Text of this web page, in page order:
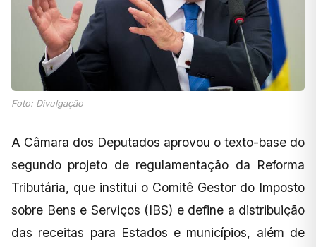
Foto: Divulgação
A Câmara dos Deputados aprovou o texto-base do
segundo projeto de regulamentação da Reforma
Tributária, que institui o Comitê Gestor do Imposto
sobre Bens e Serviços (IBS) e define a distribuição
das receitas para Estados e municípios, além de